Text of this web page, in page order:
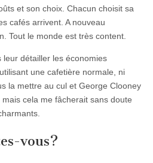
et son choix. Chacun choisit sa
cafés arrivent. A nouveau
Tout le monde est très content.
détailler les économies
une cafetière normale, ni
la mettre au cul et George Clooney
cela me fâcherait sans doute
vous?